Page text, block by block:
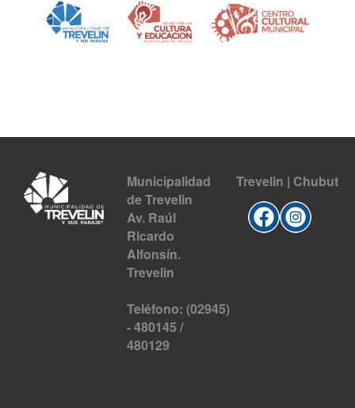
Municipalidad
de Trevelin
Av. Raúl
Ricardo
Alfonsín.
Trevelin
Teléfono: (02945)
- 480145 /
480129
Trevelin | Chubut